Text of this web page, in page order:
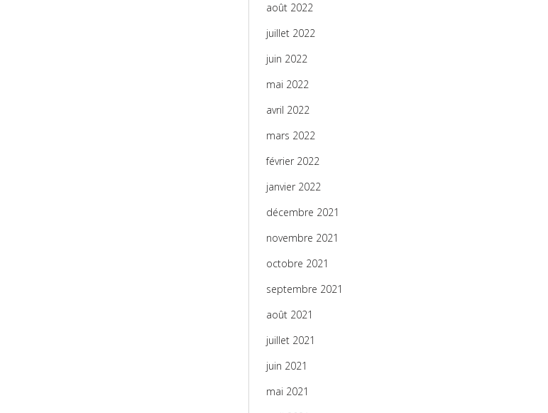
août 2022
juillet 2022
juin 2022
mai 2022
avril 2022
mars 2022
février 2022
janvier 2022
décembre 2021
novembre 2021
octobre 2021
septembre 2021
août 2021
juillet 2021
juin 2021
mai 2021